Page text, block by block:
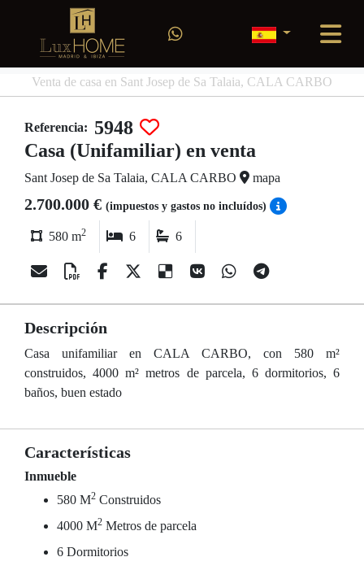
Venta de casa en Sant Josep de Sa Talaia, CALA CARBO
Referencia: 5948
Casa (Unifamiliar) en venta
Sant Josep de Sa Talaia, CALA CARBO mapa
2.700.000 € (impuestos y gastos no incluídos)
580 m2 6 6
Descripción
Casa unifamiliar en CALA CARBO, con 580 m²
construidos, 4000 m² metros de parcela, 6 dormitorios, 6
baños, buen estado
Características
Inmueble
580 M2 Construidos
4000 M2 Metros de parcela
6 Dormitorios